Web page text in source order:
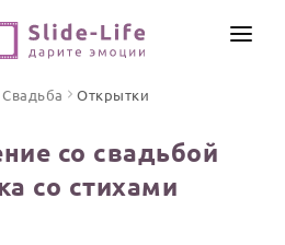
Свадьба Открытки
со свадьбой
со стихами